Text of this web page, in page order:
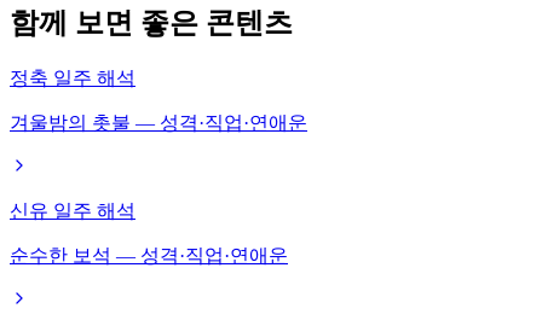
함께 보면 좋은 콘텐츠
정축 일주 해석
겨울밤의 촛불 — 성격·직업·연애운
신유 일주 해석
순수한 보석 — 성격·직업·연애운